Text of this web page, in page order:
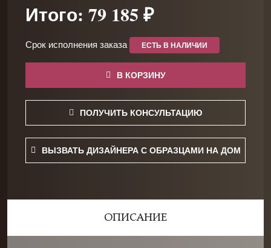
Итого: 79 185 ₽
Срок исполнения заказа ЕСТЬ В НАЛИЧИИ
В КОРЗИНУ
ПОЛУЧИТЬ КОНСУЛЬТАЦИЮ
ВЫЗВАТЬ ДИЗАЙНЕРА С ОБРАЗЦАМИ НА ДОМ
ОПИСАНИЕ